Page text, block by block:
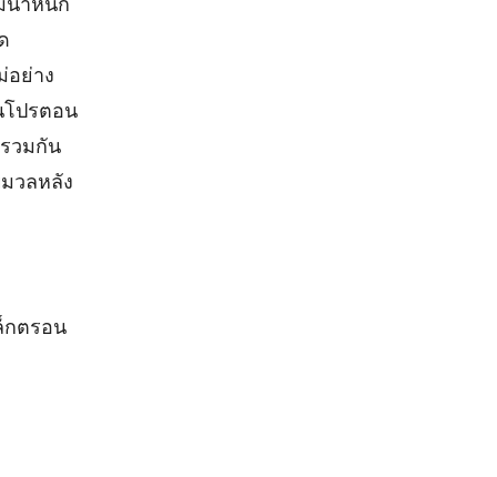
น้ำหนัก
อย่าง
ปรตอน
วมกัน
วลหลัง
กตรอน